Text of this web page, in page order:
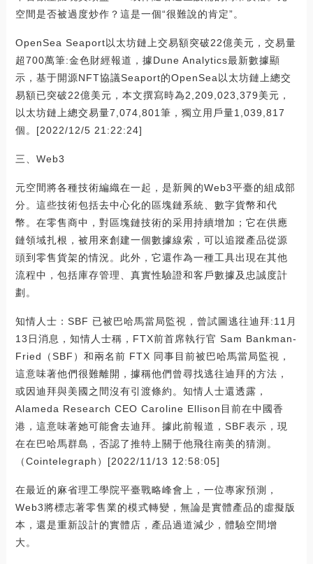
空間是否被過度炒作？這是一個“很難說的肯定”。
OpenSea Seaport以太坊鏈上交易額突破22億美元，交易量
超700萬筆:金色財經報道，據Dune Analytics最新數據顯
示，基于開源NFT協議Seaport的OpenSea以太坊鏈上總交
易額已突破22億美元，本文撰寫時為2,209,023,379美元，
以太坊鏈上總交易量7,074,801筆，獨立用戶量1,039,817
個。[2022/12/5 21:22:24]
三、Web3
元空間將各種技術編織在一起，是新興的Web3平臺的組成部
分。這些技術包括去中心化的區塊鏈系統、數字貨幣和代
幣。在零售商中，對區塊鏈技術的采用持續增加；它在供應
鏈領域扎根，被用來創建一個數據線索，可以追蹤產品從源
頭到零售貨架的情況。此外，它還作為一種工具出現在其他
流程中，包括庫存管理、真實性驗證和客戶數據及忠誠度計
劃。
知情人士：SBF 已被巴哈馬當局監視，曾試圖逃往迪拜:11月
13日消息，知情人士稱，FTX前首席執行官 Sam Bankman-
Fried（SBF）和兩名前 FTX 同事目前被巴哈馬當局監視，
這意味著他們很難離開，據稱他們曾尋找逃往迪拜的方法，
或因迪拜與美國之間沒有引渡條約。知情人士還透露，
Alameda Research CEO Caroline Ellison目前在中國香
港，這意味著她可能會去迪拜。據此前報道，SBF表示，現
在在巴哈馬群島，否認了推特上關于他飛往南美的猜測。
（Cointelegraph）[2022/11/13 12:58:05]
在最近的麻省理工學院平臺戰略峰會上，一位專家預測，
Web3將標志著零售業的模式轉變，無論是實體產品的虛擬版
本，還是重新設計的實體店，產品過道減少，體驗空間增
大。